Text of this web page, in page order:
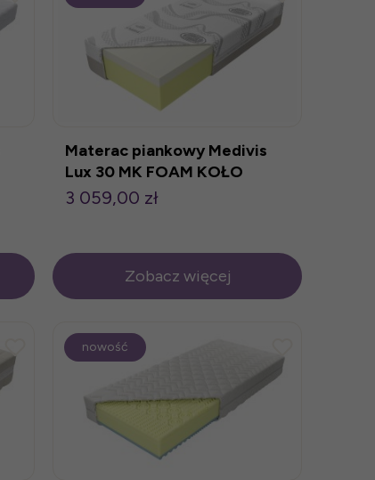
Materac piankowy Medivis
Lux 30 MK FOAM KOŁO
3 059,00 zł
Zobacz więcej
nowość